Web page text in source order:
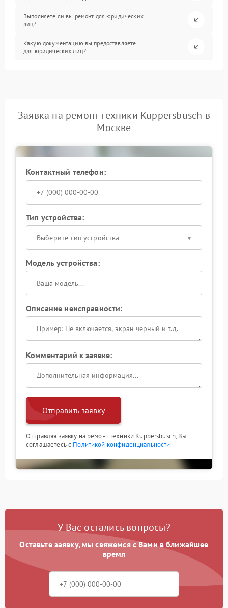
Выполняете ли вы ремонт для юридических
лиц?
Какую документацию вы предоставляете
для юридических лиц?
Заявка на ремонт техники Kuppersbusch в
Москве
Контактный телефон:
Тип устройства:
Выберите тип устройства
Модель устройства:
Описание неисправности:
Комментарий к заявке:
Отправить заявку
Отправляя заявку на ремонт техники Kuppersbusch, Вы
соглашаетесь с Политикой конфиденциальности
У Вас остались вопросы?
Оставьте заявку, мы свяжемся с Вами в ближайшее
время